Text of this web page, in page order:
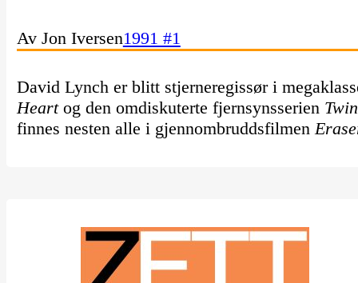
Av Jon Iversen1991 #1
David Lynch er blitt stjerneregissør i
Heart og den omdiskuterte fjernsynsserien
finnes nesten alle i gjennombruddsfilmen